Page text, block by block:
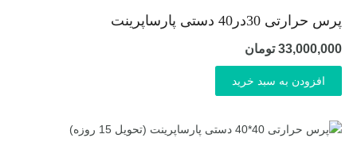
پرس حرارتی 30در40 دستی پارساپرینت
33,000,000 تومان
افزودن به سبد خرید